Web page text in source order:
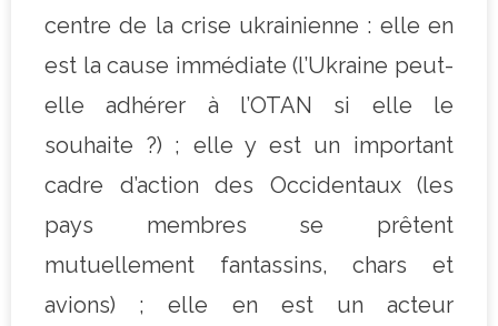
centre de la crise ukrainienne : elle en
est la cause immédiate (l’Ukraine peut-
elle adhérer à l’OTAN si elle le
souhaite ?) ; elle y est un important
cadre d’action des Occidentaux (les
pays membres se prêtent
mutuellement fantassins, chars et
avions) ; elle en est un acteur